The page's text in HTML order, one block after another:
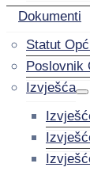
Dokumenti
Statut
Poslovnik
Izvješća